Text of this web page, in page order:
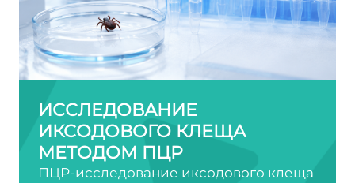
ИССЛЕДОВАНИЕ
ИКСОДОВОГО КЛЕЩА
МЕТОДОМ ПЦР
ПЦР-исследование иксодового клеща